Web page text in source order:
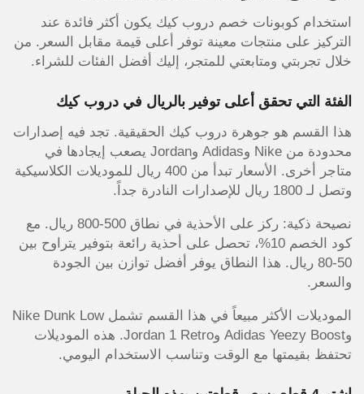
استخدام كوبونات خصم دروب كيك يكون أكثر فائدة عند
التركيز على منتجات معينة توفر أعلى قيمة مقابل السعر. من
خلال تجربتي ومتابعتي للمتجر، إليك أفضل الفئات للشراء.
الفئة التي تحقق أعلى توفير بالريال في دروب كيك
هذا القسم هو جوهرة دروب كيك الحقيقية. تجد فيه إصدارات
محدودة من Nike وAdidas وJordan يصعب إيجادها في
متاجر أخرى. الأسعار تبدأ من 400 ريال للموديلات الكلاسيكية
وتصل لـ 1800 ريال للإصدارات النادرة جداً.
نصيحة ذكية: ركز على الأحذية في نطاق 500-800 ريال. مع
كود الخصم 10%، تحصل على أحذية رائعة بتوفير يتراوح بين
50-80 ريال. هذا النطاق يوفر أفضل توازن بين الجودة
والسعر.
الموديلات الأكثر مبيعاً في هذا القسم تشمل Nike Dunk Low
وAdidas Yeezy Boost وJordan 1 Retro. هذه الموديلات
تحتفظ بقيمتها مع الوقت وتناسب الاستخدام اليومي.